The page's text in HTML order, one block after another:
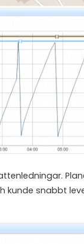
kunde snabbt